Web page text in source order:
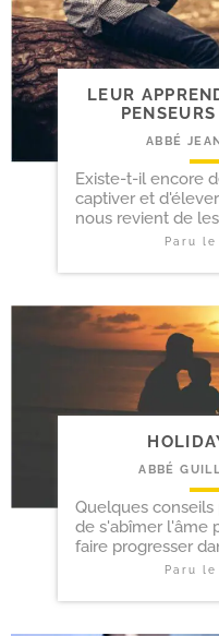
LEUR
ABBÉ
Existe-t-il encore
captiver et
nous revient de
Paru le
ABBÉ
Quelques
de s'abîmer l'âme
faire progresser
Paru le